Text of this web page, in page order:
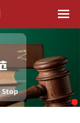
公司简介
预约看样